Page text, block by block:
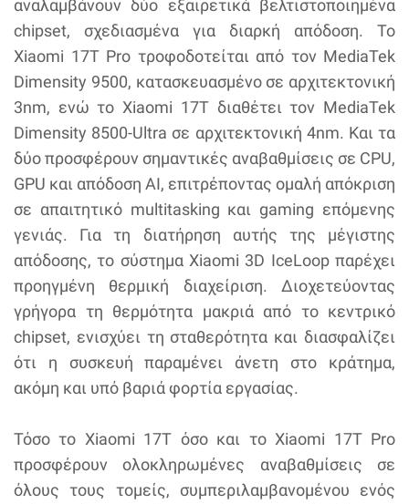
αναλαμβάνουν δύο εξαιρετικά βελτιστοποιημένα
chipset, σχεδιασμένα για διαρκή απόδοση. Το
Xiaomi 17T Pro τροφοδοτείται από τον MediaTek
Dimensity 9500, κατασκευασμένο σε αρχιτεκτονική
3nm, ενώ το Xiaomi 17T διαθέτει τον MediaTek
Dimensity 8500-Ultra σε αρχιτεκτονική 4nm. Και τα
δύο προσφέρουν σημαντικές αναβαθμίσεις σε CPU,
GPU και απόδοση AI, επιτρέποντας ομαλή απόκριση
σε απαιτητικό multitasking και gaming επόμενης
γενιάς. Για τη διατήρηση αυτής της μέγιστης
απόδοσης, το σύστημα Xiaomi 3D IceLoop παρέχει
προηγμένη θερμική διαχείριση. Διοχετεύοντας
γρήγορα τη θερμότητα μακριά από το κεντρικό
chipset, ενισχύει τη σταθερότητα και διασφαλίζει
ότι η συσκευή παραμένει άνετη στο κράτημα,
ακόμη και υπό βαριά φορτία εργασίας.
Τόσο το Xiaomi 17T όσο και το Xiaomi 17T Pro
προσφέρουν ολοκληρωμένες αναβαθμίσεις σε
όλους τους τομείς, συμπεριλαμβανομένου ενός